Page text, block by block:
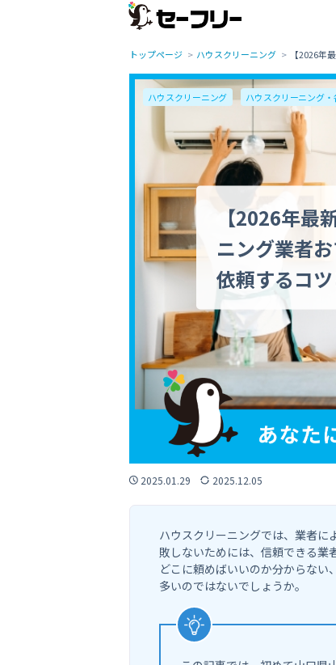
トップページ ハウスクリーニング 【2026年
【2026年最
ニング業者
依頼するコ
ハウスクリーニング ハウスクリーニング
2025.01.29 2025.12.05
ハウスクリーニングでは、業者に
敗しないためには、信頼できる業
どこに頼めばいいのか分からな
多いのではないでしょうか。